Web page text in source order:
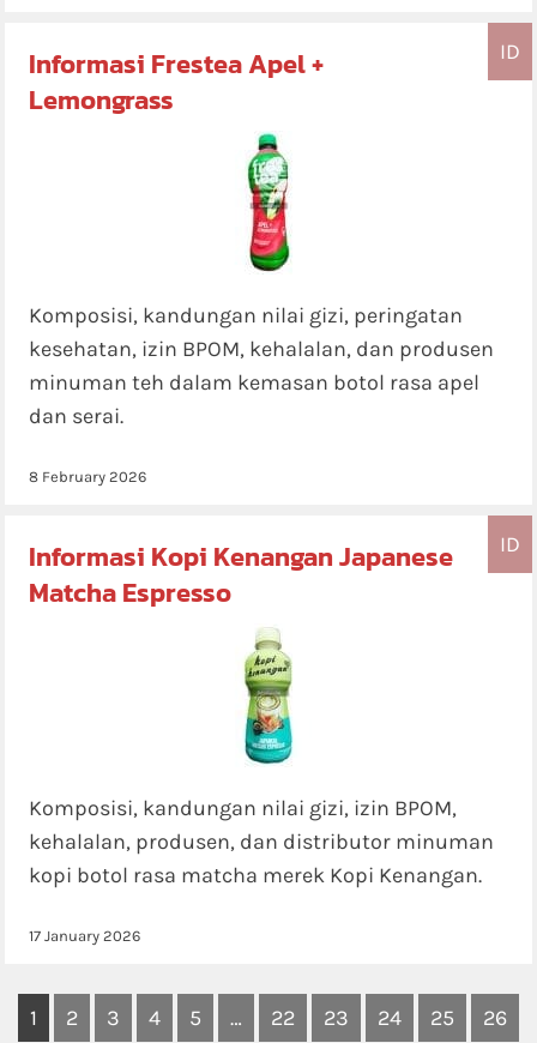
ID
Informasi Frestea Apel +
Lemongrass
Komposisi, kandungan nilai gizi, peringatan
kesehatan, izin BPOM, kehalalan, dan produsen
minuman teh dalam kemasan botol rasa apel
dan serai.
8 February 2026
ID
Informasi Kopi Kenangan Japanese
Matcha Espresso
Komposisi, kandungan nilai gizi, izin BPOM,
kehalalan, produsen, dan distributor minuman
kopi botol rasa matcha merek Kopi Kenangan.
17 January 2026
1 2 3 4 5 … 22 23 24 25 26